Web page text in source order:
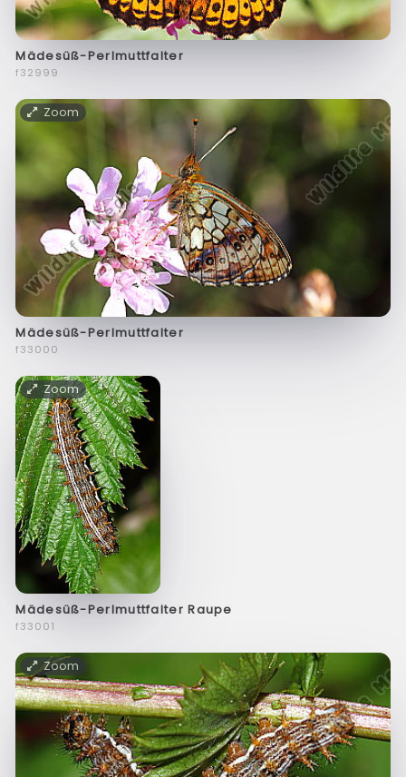
Mädesüß-Perlmuttfalter
f32999
Zoom
Mädesüß-Perlmuttfalter
f33000
Zoom
Mädesüß-Perlmuttfalter Raupe
f33001
Zoom